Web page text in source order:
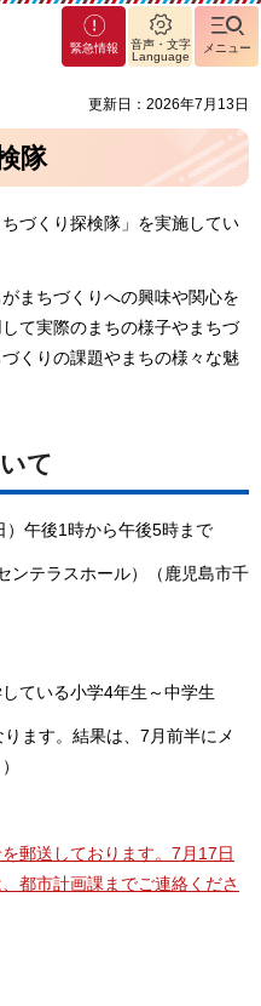
緊急情報
音声・文字
Language
メニュー
更新日：2026年7月13日
隊
づくり探検隊」を実施してい
まちづくりへの興味や関心を
て実際のまちの様子やまちづ
くりの課題やまちの様々な魅
て
午後1時から午後5時まで
ンテラスホール）（鹿児島市千
ている小学4年生～中学生
ます。結果は、7月前半にメ
郵送しております。7月17日
都市計画課までご連絡くださ